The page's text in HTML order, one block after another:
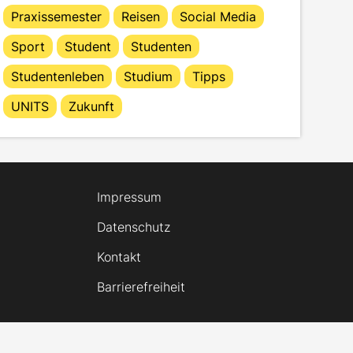
Praxissemester
Reisen
Social Media
Sport
Student
Studenten
Studentenleben
Studium
Tipps
UNITS
Zukunft
Impressum
Datenschutz
Kontakt
Barrierefreiheit